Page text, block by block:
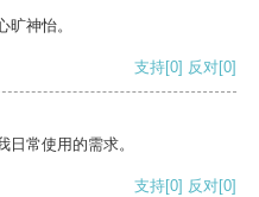
神怡。
支持[0] 反对[0]
常使用的需求。
支持[0] 反对[0]